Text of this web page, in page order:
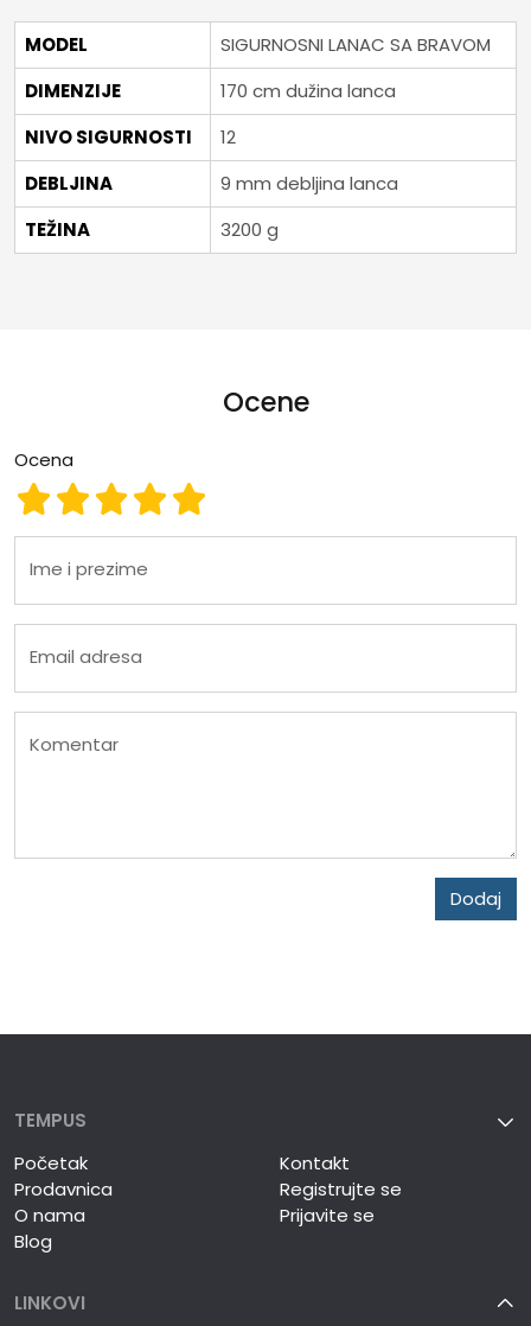
MODEL
SIGURNOSNI LANAC SA BRAVOM
DIMENZIJE
170 cm dužina lanca
NIVO SIGURNOSTI
12
DEBLJINA
9 mm debljina lanca
TEŽINA
3200 g
Ocene
Ocena
Ocena 5
Ocena 4
Ocena 3
Ocena 2
Ocena 1
Ime i prezime
Email adresa
Komentar
Dodaj
TEMPUS
Početak
Prodavnica
O nama
Blog
Kontakt
Registrujte se
Prijavite se
LINKOVI